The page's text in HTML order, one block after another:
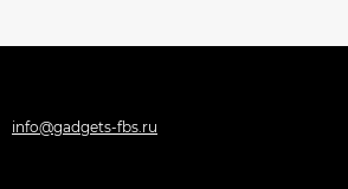
info@gadgets-fbs.ru